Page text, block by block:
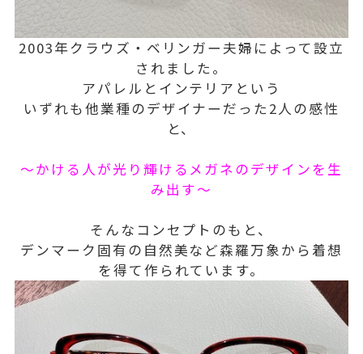
2003年クラウズ・ベリンガー夫婦によって設立
されました。
アパレルとインテリアという
いずれも他業種のデザイナーだった2人の感性
と、
～かける人が光り輝けるメガネのデザインを生
み出す～
そんなコンセプトのもと、
デンマーク固有の自然美など森羅万象から着想
を得て作られています。